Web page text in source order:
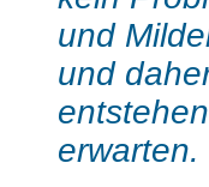
und
und
erwarten.